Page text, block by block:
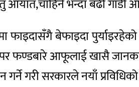
भन्दा बढी गाडी
फाइदासँगै बेफाइदा
हाइपर फण्डबारे आफूलाई खासै
गर्ने गरी सरकारले नयाँ